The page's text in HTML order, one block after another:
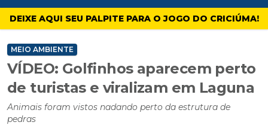
4oito
DEIXE AQUI SEU PALPITE PARA O JOGO DO CRICIÚMA!
MEIO AMBIENTE
VÍDEO: Golfinhos aparecem perto
de turistas e viralizam em Laguna
Animais foram vistos nadando perto da estrutura de
pedras